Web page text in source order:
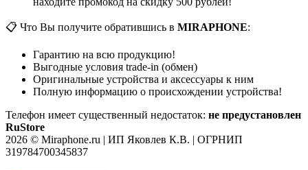
📋 Что Вы получите обратившись в MIRAPHONE:
Гарантию на всю продукцию!
Выгодные условия trade-in (обмен)
Оригинальные устройства и аксессуары к ним
Полную информацию о происхождении устройства!
Телефон имеет существенный недостаток: не предустановлен
RuStore
2026 © Miraphone.ru | ИП Яковлев К.В. | ОГРНИП
319784700345837